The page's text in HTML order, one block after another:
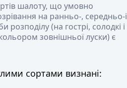
шалоту, що умовно
на ранньо-, середньо-і
розподілу (на гострі, солодкі і
зовнішньої луски) є
сортами визнані: